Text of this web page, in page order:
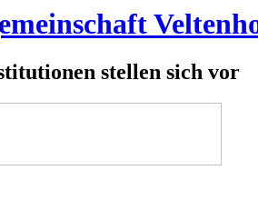
stellen sich vor